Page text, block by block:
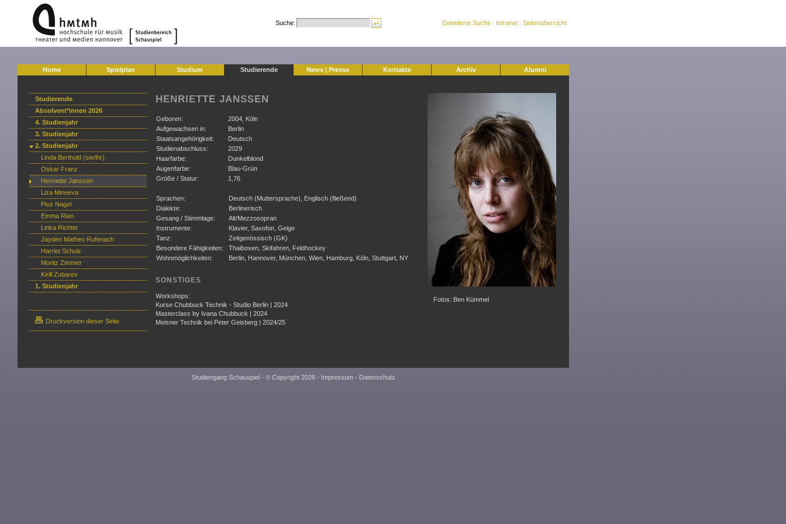
Suche: Erweiterte Suche | Intranet | Seitenübersicht
Home Spielplan Studium Studierende News | Presse Kontakte Archiv Alumni
Studierende
Absolvent*innen 2026
4. Studienjahr
3. Studienjahr
2. Studienjahr
Linda Berthold (sie/ihr)
Oskar Franz
Henriette Janssen
Liza Mineeva
Pius Nagel
Emma Rian
Linka Richter
Jayden Matheo Rufenach
Harriet Schulz
Moritz Zimmer
Kirill Zubarev
1. Studienjahr
Druckversion dieser Seite
HENRIETTE JANSSEN
Geboren:
2004, Köln
Aufgewachsen in:
Berlin
Staatsangehörigkeit:
Deutsch
Studienabschluss:
2029
Haarfarbe:
Dunkelblond
Augenfarbe:
Blau-Grün
Größe / Statur:
1,76
Sprachen:
Deutsch (Muttersprache), Englisch (fließend)
Dialekte:
Berlinerisch
Gesang / Stimmlage:
Alt/Mezzosopran
Instrumente:
Klavier, Saxofon, Geige
Tanz:
Zeitgenössisch (GK)
Besondere Fähigkeiten:
Thaiboxen, Skifahren, Feldhockey
Wohnmöglichkeiten:
Berlin, Hannover, München, Wien, Hamburg, Köln, Stuttgart, NY
SONSTIGES
Workshops:
Kurse Chubbuck Technik - Studio Berlin | 2024
Masterclass by Ivana Chubbuck | 2024
Meisner Technik bei Peter Geisberg | 2024/25
Fotos: Ben Kümmel
Studiengang Schauspiel - © Copyright 2026 - Impressum- Datenschutz